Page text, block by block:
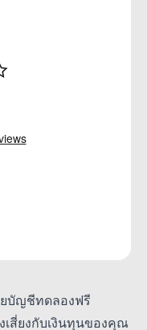
ยบัญชีทดลองฟรี
สี่ยงกับเงินทุนของคุณ